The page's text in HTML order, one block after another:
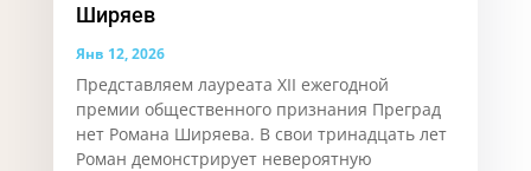
Ширяев
Янв 12, 2026
Представляем лауреата XII ежегодной
премии общественного признания Преград
нет Романа Ширяева. В свои тринадцать лет
Роман демонстрирует невероятную